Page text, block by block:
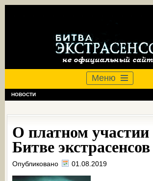
Меню
НОВОСТИ
О платном участии
Битве экстрасенсов
Опубликовано 01.08.2019